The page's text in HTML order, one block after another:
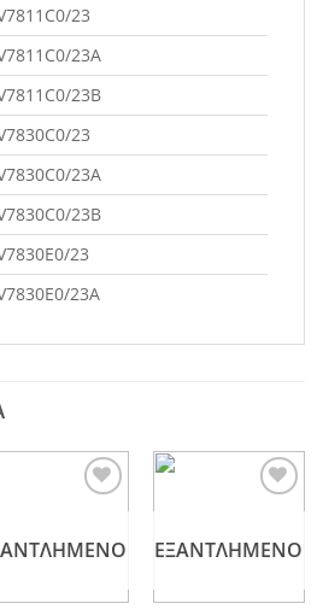
23A
23B
23
23A
23B
23A
23A
23B
ΕΞΑΝΤΛΗΜΈΝΟ